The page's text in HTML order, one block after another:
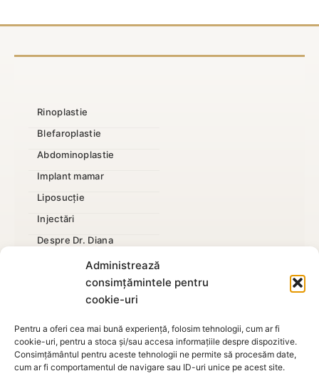
Administrează
consimțămintele pentru
cookie-uri
Pentru a oferi cea mai bună experiență, folosim tehnologii, cum ar fi
cookie-uri, pentru a stoca și/sau accesa informațiile despre dispozitive.
Consimțământul pentru aceste tehnologii ne permite să procesăm date,
cum ar fi comportamentul de navigare sau ID-uri unice pe acest site.
Rinoplastie
Blefaroplastie
Abdominoplastie
Implant mamar
Liposucție
Injectări
Despre Dr. Diana
Mărire penis
Politica de
confidențialitate,Termeni si condiții,Contact- Dr. Diana